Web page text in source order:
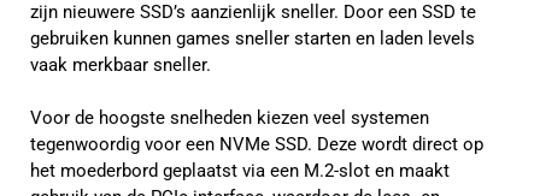
zijn nieuwere SSD’s aanzienlijk sneller. Door een SSD te
gebruiken kunnen games sneller starten en laden levels
vaak merkbaar sneller.
Voor de hoogste snelheden kiezen veel systemen
tegenwoordig voor een NVMe SSD. Deze wordt direct op
het moederbord geplaatst via een M.2-slot en maakt